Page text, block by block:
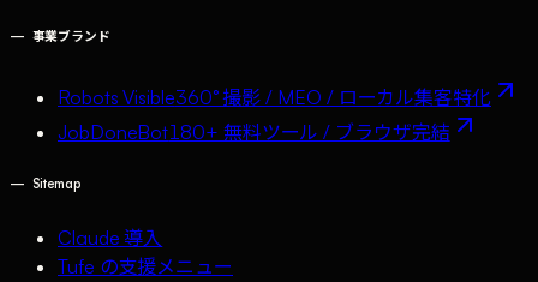
— 事業ブランド
Robots Visible360° 撮影 / MEO / ローカル集客特化
JobDoneBot180+ 無料ツール / ブラウザ完結
— Sitemap
Claude 導入
Tufe の支援メニュー